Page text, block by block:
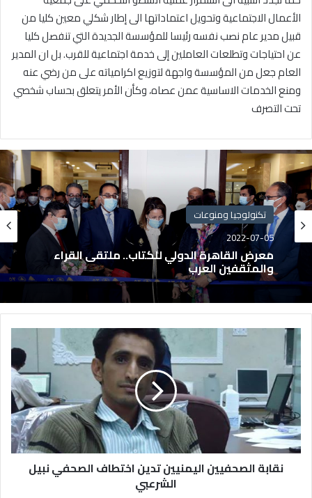
الأعمال الاجتماعية وتحويل اعتماداتها الى إطار شكلي معين كليا من
قبيل مدير عام نصب نفسه رئيسا للمؤسسة الجديدة التي تنفصل كليا
عن احتياجات وتطلعات العاملين إلى خدمة اجتماعية للقرب. بل ان المدير
العام جعل من المؤسسة واجهة لتوزيع اكرامياته على من رضي عنه
ومنع الخدمات الاساسية عمن عصاه، وكأن الأمر يتعلق بحساب شخصي
تحت التصرف
تكنولوجيا ومنوعات
2022-07-05
معرض القاهرة الدولي للكتاب.. ملتقى القراء
والمثقفين العرب
نقابة الصحفيين اليمنيين تدين اختطاف الصحفي نبيل
الشرعبي